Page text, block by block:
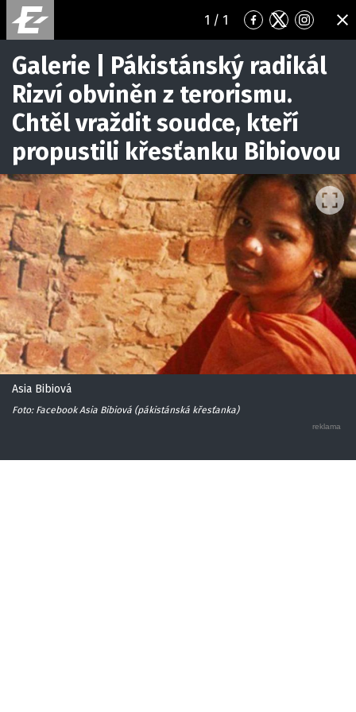
1 / 1
Přejít
na
Facebook
Přejít
na
Twitter
Přejít
na
Galerie | Pákistánský radikál
Rizví obviněn z terorismu.
Chtěl vraždit soudce, kteří
propustili křesťanku Bibiovou
Asia Bibiová
Foto: Facebook Asia Bibiová (pákistánská křesťanka)